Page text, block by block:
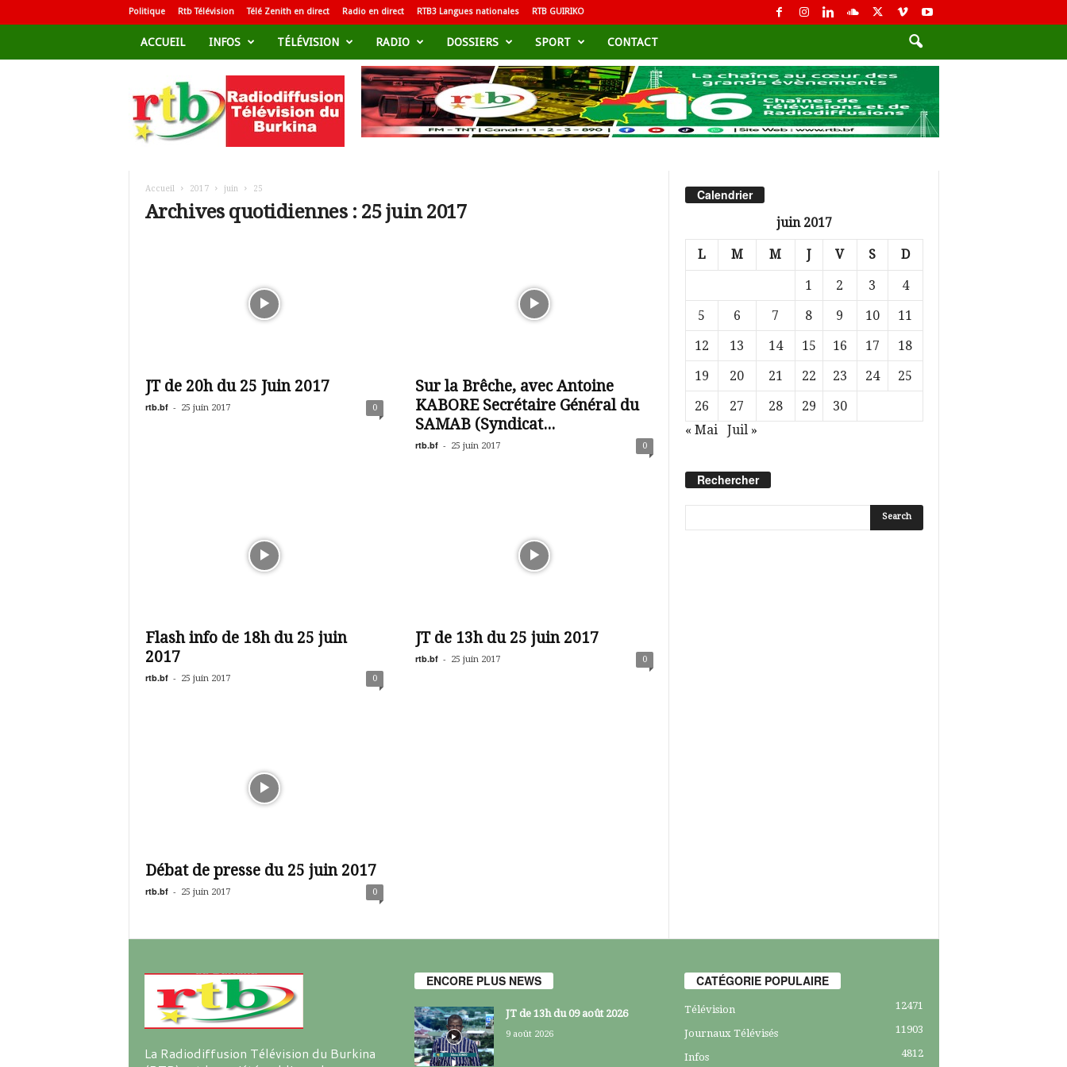
Politique Rtb Télévision Télé Zenith en direct Radio en direct RTB3 Langues nationales RTB GUIRIKO
ACCUEIL INFOS TÉLÉVISION RADIO DOSSIERS SPORT CONTACT
d
i
Accueil 2017 juin 25
Archives quotidiennes : 25 juin 2017
JT de 20h du 25 Juin 2017
rtb.bf - 25 juin 2017 0
Sur la Brêche, avec Antoine
KABORE Secrétaire Général du
SAMAB (Syndicat...
rtb.bf - 25 juin 2017 0
Flash info de 18h du 25 juin
2017
rtb.bf - 25 juin 2017 0
JT de 13h du 25 juin 2017
rtb.bf - 25 juin 2017 0
Débat de presse du 25 juin 2017
rtb.bf - 25 juin 2017 0
Calendrier
juin 2017
L M M J V S D
1 2 3
4
5
6 7 8 9 10
11
12
13 14 15 16 17
18
19
20 21 22 23 24
25
26
27 28 29
30
« Mai
Juil »
Rechercher
La Radiodiffusion Télévision du Burkina
ENCORE PLUS NEWS
JT de 13h du 09 août 2026
9 août 2026
CATÉGORIE POPULAIRE
Télévision 12471
Journaux Télévisés 11903
Infos 4812